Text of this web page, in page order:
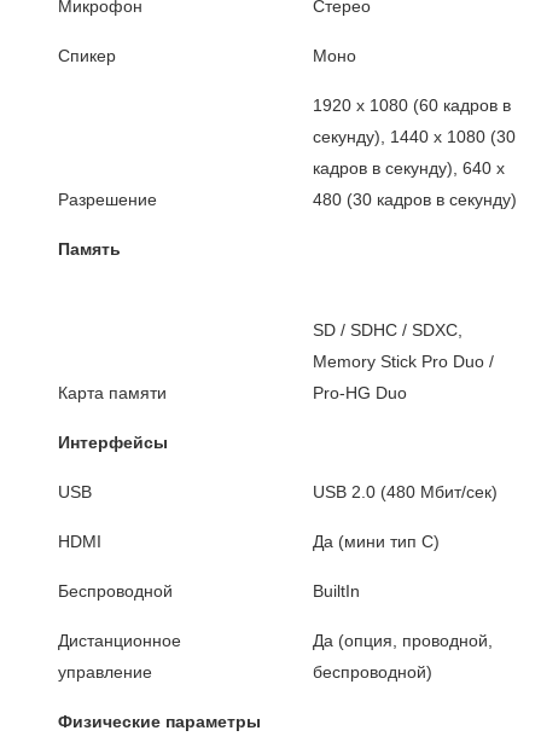
Микрофон Стерео
Спикер Моно
Разрешение
1920 x 1080 (60 кадров в
секунду), 1440 х 1080 (30
кадров в секунду), 640 х
480 (30 кадров в секунду)
Память
Карта памяти
SD / SDHC / SDXC,
Memory Stick Pro Duo /
Pro-HG Duo
Интерфейсы
USB USB 2.0 (480 Мбит/сек)
HDMI Да (мини тип C)
Беспроводной BuiltIn
Дистанционное
управление
Да (опция, проводной,
беспроводной)
Физические параметры